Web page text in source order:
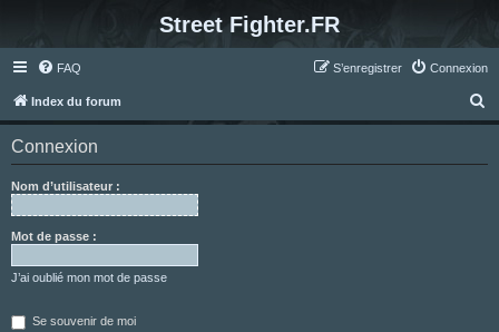
Street Fighter.FR
FAQ Connexion
S’enregistrer
Index du forum
e
Connexion
Nom d’utilisateur :
Mot de passe :
J’ai oublié mon mot de passe
Se souvenir de moi